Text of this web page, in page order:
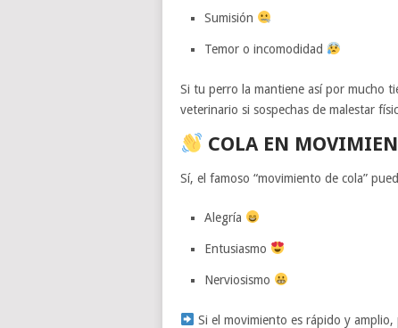
Sumisión
Temor o incomodidad
Si tu perro la mantiene así por mucho
veterinario si sospechas de malestar
COLA EN
Sí, el famoso “movimiento de cola”
Alegría
Entusiasmo
Nerviosismo
Si el movimiento es rápido y